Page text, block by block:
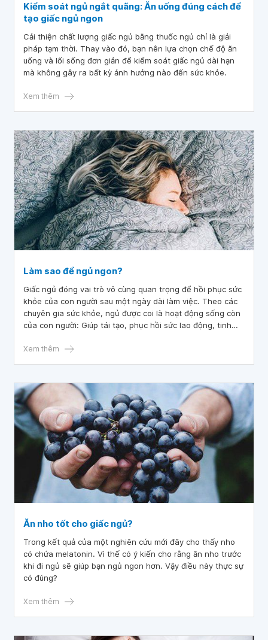
Kiểm soát ngủ ngắt quãng: Ăn uống đúng cách để
tạo giấc ngủ ngon
Cải thiện chất lượng giấc ngủ bằng thuốc ngủ chỉ là giải
pháp tạm thời. Thay vào đó, bạn nên lựa chọn chế độ ăn
uống và lối sống đơn giản để kiểm soát giấc ngủ dài hạn
mà không gây ra bất kỳ ảnh hưởng nào đến sức khỏe.
Xem thêm
Làm sao để ngủ ngon?
Giấc ngủ đóng vai trò vô cùng quan trọng để hồi phục sức
khỏe của con người sau một ngày dài làm việc. Theo các
chuyên gia sức khỏe, ngủ được coi là hoạt động sống còn
của con người: Giúp tái tạo, phục hồi sức lao động, tinh
Xem thêm
Ăn nho tốt cho giấc ngủ?
Trong kết quả của một nghiên cứu mới đây cho thấy nho
có chứa melatonin. Vì thế có ý kiến cho rằng ăn nho trước
khi đi ngủ sẽ giúp bạn ngủ ngon hơn. Vậy điều này thực sự
có đúng?
Xem thêm